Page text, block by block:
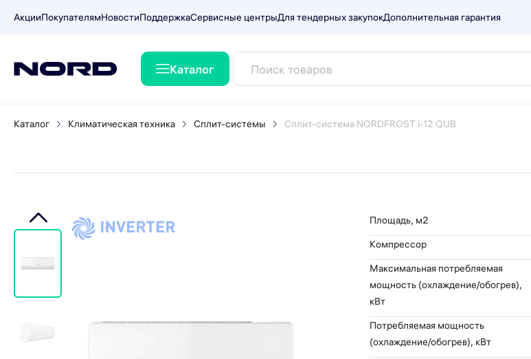
АкцииПокупателямНовостиПоддержкаСервисные центрыДля тендерных закупокДополнительная гарантия
Каталог
Каталог Климатическая техника Сплит-системы Сплит-система NORDFROST i-12 QUB
Площадь, м2
Компрессор
Максимальная потребляемая
мощность (охлаждение/обогрев),
кВт
Потребляемая мощность
(охлаждение/обогрев), кВт